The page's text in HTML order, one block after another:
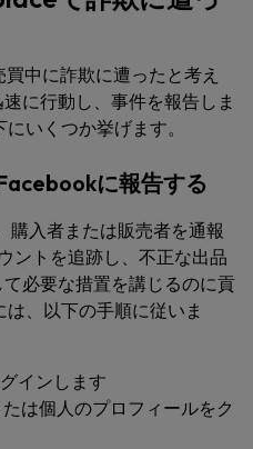
中に詐欺に遭ったと考え
に行動し、事件を報告しま
いくつか挙げます。
に報告する
購入者または販売者を通報
ントを追跡し、不正な出品
必要な措置を講じるのに貢
、以下の手順に従いま
インします
は個人のプロフィールをク